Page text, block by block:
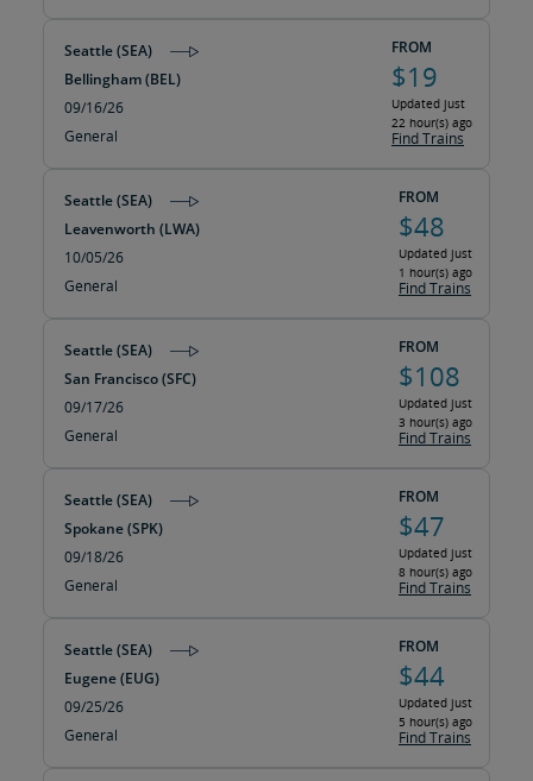
Seattle (SEA)
Bellingham (BEL)
09/16/26
General
FROM
$19
Updated just
22 hour(s) ago
Find Trains
Seattle (SEA)
Leavenworth (LWA)
10/05/26
General
FROM
$48
Updated just
1 hour(s) ago
Find Trains
Seattle (SEA)
San Francisco (SFC)
09/17/26
General
FROM
$108
Updated just
3 hour(s) ago
Find Trains
Seattle (SEA)
Spokane (SPK)
09/18/26
General
FROM
$47
Updated just
8 hour(s) ago
Find Trains
Seattle (SEA)
Eugene (EUG)
09/25/26
General
FROM
$44
Updated just
5 hour(s) ago
Find Trains